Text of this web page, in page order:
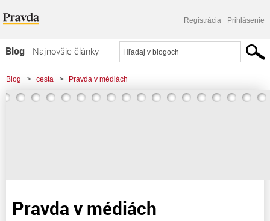
Registrácia Prihlásenie
Blog
Najnovšie články
Najčítanejšie články
Najkomentovanejšie články
Blog > cesta > Pravda v médiách
Pravda v médiách